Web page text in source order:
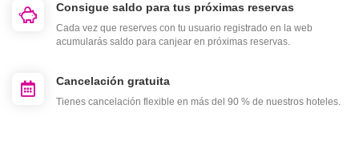
Consigue saldo para tus próximas reservas
Cada vez que reserves con tu usuario registrado en la web
acumularás saldo para canjear en próximas reservas.
Cancelación gratuita
Tienes cancelación flexible en más del 90 % de nuestros hoteles.